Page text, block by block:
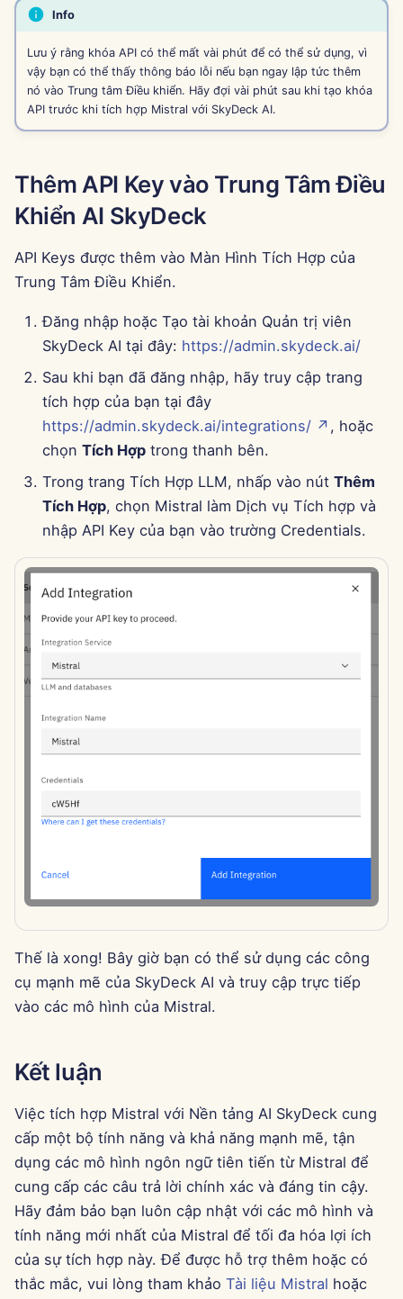
27 tháng 6 năm 2025
20 tháng 6 năm 2025
13 tháng 6 năm 2025
30 tháng 5 năm 2025
16 tháng 5 năm 2025
9 tháng 5 năm 2025
2 tháng 5 năm 2025
25 tháng 4 năm 2025
18 tháng 4 năm 2025
11 tháng 4 năm 2025
28 tháng 3 năm 2025
14 tháng 3 năm 2025
7 tháng 3 năm 2025
21 tháng 2 năm 2025
7 tháng 2 năm 2025
24 tháng 1 năm 2025
10 tháng 1 năm 2025
3 tháng 1 năm 2025
27 tháng 12 năm 2024
20 tháng 12 năm 2024
13 tháng 12 năm 2024
6 tháng 12 năm 2024
Info
Lưu ý rằng khóa API có thể mất vài phút để có thể sử dụng, vì
vậy bạn có thể thấy thông báo lỗi nếu bạn ngay lập tức thêm
nó vào Trung tâm Điều khiển. Hãy đợi vài phút sau khi tạo khóa
API trước khi tích hợp Mistral với SkyDeck AI.
Thêm API Key vào Trung Tâm Điều
Khiển AI SkyDeck
API Keys được thêm vào Màn Hình Tích Hợp của
Trung Tâm Điều Khiển.
Đăng nhập hoặc Tạo tài khoản Quản trị viên
SkyDeck AI tại đây: https://admin.skydeck.ai/
Sau khi bạn đã đăng nhập, hãy truy cập trang
tích hợp của bạn tại đây
https://admin.skydeck.ai/integrations/ ↗ , hoặc
chọn Tích Hợptrong thanh bên.
Trong trang Tích Hợp LLM, nhấp vào nút Thêm
Tích Hợp, chọn Mistral làm Dịch vụ Tích hợp và
nhập API Key của bạn vào trường Credentials.
Thế là xong! Bây giờ bạn có thể sử dụng các công
cụ mạnh mẽ của SkyDeck AI và truy cập trực tiếp
vào các mô hình của Mistral.
Kết luận
Việc tích hợp Mistral với Nền tảng AI SkyDeck cung
cấp một bộ tính năng và khả năng mạnh mẽ, tận
dụng các mô hình ngôn ngữ tiên tiến từ Mistral để
cung cấp các câu trả lời chính xác và đáng tin cậy.
Hãy đảm bảo bạn luôn cập nhật với các mô hình và
tính năng mới nhất của Mistral để tối đa hóa lợi ích
của sự tích hợp này. Để được hỗ trợ thêm hoặc có
thắc mắc, vui lòng tham khảo Tài liệu Mistral hoặc